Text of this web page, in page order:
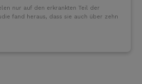
nur auf den erkrankten Teil der
fand heraus, dass sie auch über zehn